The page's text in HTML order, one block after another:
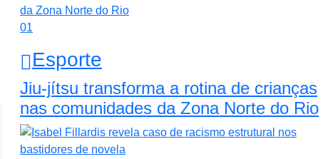
01
Esporte
Jiu-jítsu transforma a rotina de crianças
nas comunidades da Zona Norte do Rio